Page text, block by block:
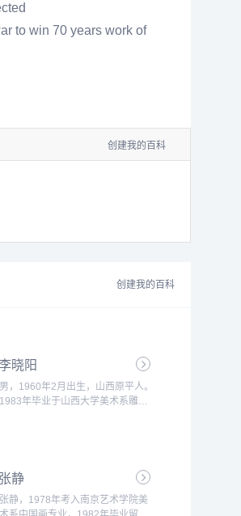
to win 70 years work of
创建我的百科
创建我的百科
李晓阳
男，1960年2月出生，山西原平人。
1983年毕业于山西大学美术系雕塑
张静
张静，1978年考入南京艺术学院美